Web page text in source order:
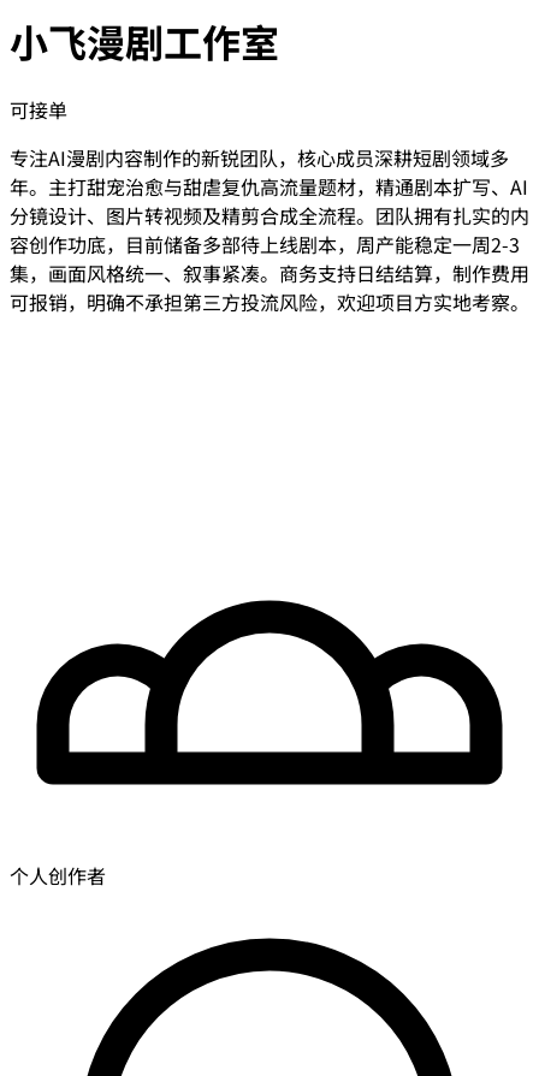
小飞漫剧工作室
可接单
专注AI漫剧内容制作的新锐团队，核心成员深耕短剧领域多
年。主打甜宠治愈与甜虐复仇高流量题材，精通剧本扩写、AI
分镜设计、图片转视频及精剪合成全流程。团队拥有扎实的内
容创作功底，目前储备多部待上线剧本，周产能稳定一周2-3
集，画面风格统一、叙事紧凑。商务支持日结结算，制作费用
可报销，明确不承担第三方投流风险，欢迎项目方实地考察。
个人创作者